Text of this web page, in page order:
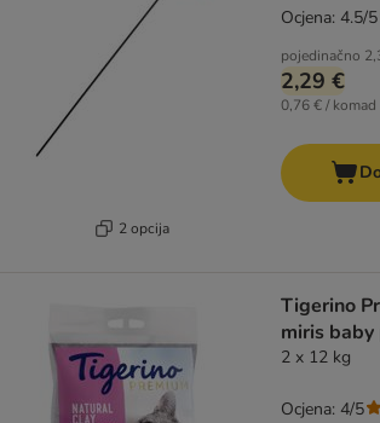
2 opcija
pojedinačno
2,29 €
0,76 € / komad
Ocjena: 4.5/5
Tigerino
miris baby
2 x 12 kg
Ocjena: 4/5